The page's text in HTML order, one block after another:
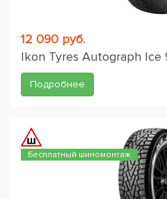
12 090 руб.
Ikon Tyres Autograph Ice
Подробнее
Бесплатный шиномонтаж